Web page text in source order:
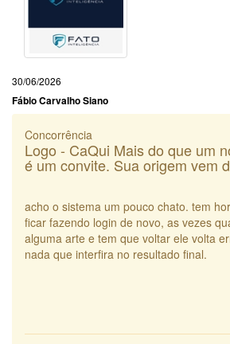
30/06/2026
Fábio Carvalho Siano
Concorrência
Logo - CaQui Mais do que um
é um convite. Sua origem vem
acho o sistema um pouco chato. tem
ficar fazendo login de novo, as vezes
alguma arte e tem que voltar ele volta
nada que interfira no resultado final.